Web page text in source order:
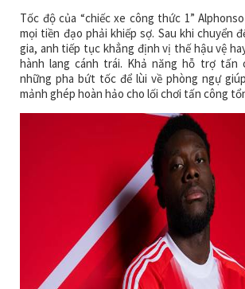
Tốc độ của “chiếc xe công thức 1”
mọi tiền đạo phải khiếp sợ. Sau khi chuyển
gia, anh tiếp tục khẳng định vị thế hậu vệ
hành lang cánh trái. Khả năng hỗ trợ tấn
những pha bứt tốc để lùi về phòng ngự
mảnh ghép hoàn hảo cho lối chơi tấn công